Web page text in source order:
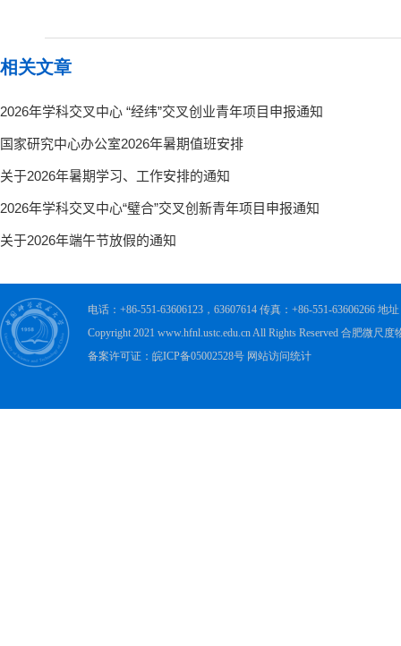
相关文章
电话：+86-551-63606123，63607614 传真：+86-551-63606266 地
Copyright 2021 www.hfnl.ustc.edu.cn All Rights Reserved 合肥微尺
备案许可证：皖ICP备05002528号 网站访问统计